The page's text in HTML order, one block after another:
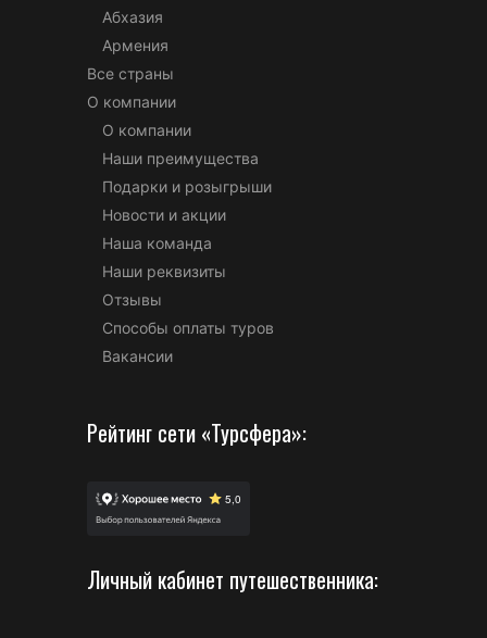
Абхазия
Армения
Все страны
О компании
О компании
Наши преимущества
Подарки и розыгрыши
Новости и акции
Наша команда
Наши реквизиты
Отзывы
Способы оплаты туров
Вакансии
Рейтинг сети «Турсфера»:
Личный кабинет путешественника: